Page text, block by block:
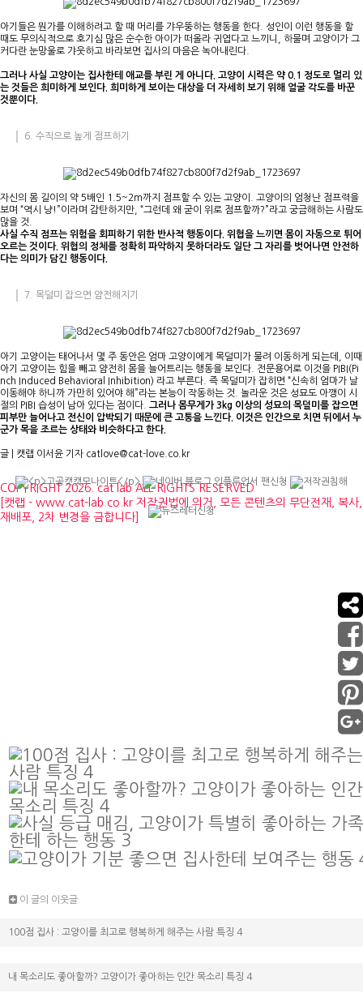
아기들은 뭔가를 이해하려고 할 때 머리를 갸우뚱하는 행동을 한다. 성인이 이런 행동을 할
때도 무의식적으로 호기심 많은 순수한 아이가 떠올라 귀엽다고 느끼니, 하물며 고양이가 그
커다란 눈망울로 갸웃하고 바라보면 집사의 마음은 녹아내린다.
그러나 사실 고양이는 집사한테 애교를 부린 게 아니다. 고양이 시력은 약 0.1 정도로 멀리 있
는 것들은 희미하게 보인다. 희미하게 보이는 대상을 더 자세히 보기 위해 얼굴 각도를 바꾼
것뿐이다.
6. 수직으로 높게 점프하기
자신의 몸 길이의 약 5배인 1.5~2m까지 점프할 수 있는 고양이. 고양이의 엄청난 점프력을
보며 “역시 냥!”이라며 감탄하지만, “그런데 왜 굳이 위로 점프할까?”라고 궁금해하는 사람도
많을 것.
사실 수직 점프는 위험을 회피하기 위한 반사적 행동이다. 위협을 느끼면 몸이 자동으로 튀어
오르는 것이다. 위협의 정체를 정확히 파악하지 못하더라도 일단 그 자리를 벗어나면 안전하
다는 의미가 담긴 행동이다.
7. 목덜미 잡으면 얌전해지기
아기 고양이는 태어나서 몇 주 동안은 엄마 고양이에게 목덜미가 물려 이동하게 되는데, 이때
아기 고양이는 힘을 빼고 얌전히 몸을 늘어트리는 행동을 보인다. 전문용어로 이것을 PIBI(Pi
nch Induced Behavioral Inhibition) 라고 부른다. 즉 목덜미가 잡히면 “신속히 엄마가 날
이동해야 하니까 가만히 있어야 해”라는 본능이 작동하는 것. 놀라운 것은 성묘도 아깽이 시
절의 PIBI 습성이 남아 있다는 점이다. 그러나 몸무게가 3kg 이상의 성묘의 목덜미를 잡으면
피부만 늘어나고 전신이 압박되기 때문에 큰 고통을 느낀다. 이것은 인간으로 치면 뒤에서 누
군가 목을 조르는 상태와 비슷하다고 한다.
글 | 캣랩 이서윤 기자 catlove@cat-love.co.kr
COPYRIGHT 2026. cat lab ALL RIGHTS RESERVED
[캣랩 - www.cat-lab.co.kr 저작권법에 의거, 모든 콘텐츠의 무단전재, 복사,
재배포, 2차 변경을 금합니다]
이 글의 이웃글
100점 집사 : 고양이를 최고로 행복하게 해주는 사람 특징 4
내 목소리도 좋아할까? 고양이가 좋아하는 인간 목소리 특징 4